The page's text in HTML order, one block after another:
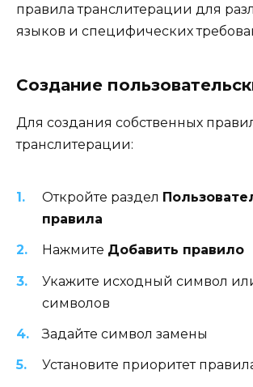
правила транслитерации для
языков и специфических
Создание
Для создания собственных
транслитерации:
Откройте раздел
правила
Нажмите Добавить правило
Укажите исходный символ
символов
Задайте символ замены
Установите приоритет